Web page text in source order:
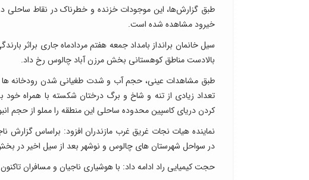
طبق گزارش‌ها، این موجودات خزنده و خطرناک در نقاط ساحلی
خیرود مشاهده شده است.
سیل خانمان برانداز بامداد جمعه هفتم مردادماه جاری براثر
بالادست مناطق کوهستانی بخش مرزن آباد چالوس رخ داد.
طبق مشاهدات عینی، حجم آب و شدت طغیانی شدن رودخانه
تعداد زیادی از تنه و شاخ و برگ درختان شکسته با همراه
کردن دریای کاسپین محدوده ساحلی این منطقه را مملو از حجم
نماینده هیات نجات غریق غرب مازندران افزود: براساس
در سواحل شهرستان های چالوس و نوشهر بعد از سیل اخیر در
حجت کیمیایی راد ادامه داد: با هوشیاری ناجیان و مسافران تاکنون موردی از